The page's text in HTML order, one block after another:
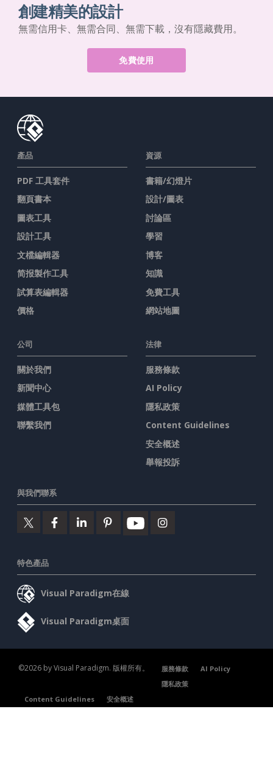
創建精美的設計
無需信用卡、無需合同、無需下載，沒有隱藏費用。
免費使用
產品
PDF 工具套件
翻頁書本
圖表工具
設計工具
文檔編輯器
简报製作工具
試算表編輯器
價格
資源
書籍/幻燈片
設計/圖表
討論區
學習
博客
知識
免費工具
網站地圖
公司
關於我們
新聞中心
媒體工具包
聯繫我們
法律
服務條款
AI Policy
隱私政策
Content Guidelines
安全概述
舉報投訴
與我們聯系
特色產品
Visual Paradigm在線
Visual Paradigm桌面
©2026 by Visual Paradigm. 版權所有。 服務條款
AI Policy
隱私政策
Content Guidelines
安全概述